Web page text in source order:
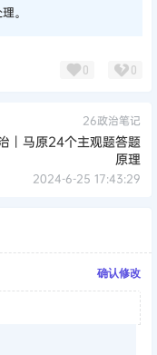
。
0 0
26政治笔记
丨马原24个主观题答题
原理
2024-6-25 17:43:29
确认修改